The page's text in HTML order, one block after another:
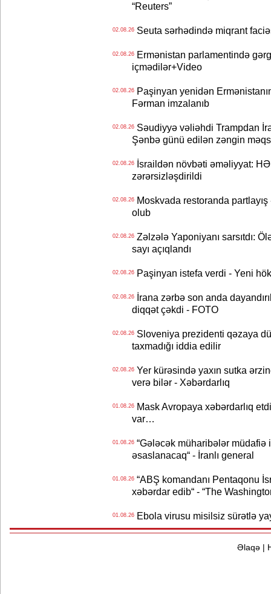
“Reuters”
02.08.26Seuta sərhədində miqrant
02.08.26Ermənistan parlamentində
içmədilər+Video
02.08.26Paşinyan yenidən
Fərman imzalanıb
02.08.26Səudiyyə vəliəhdi Trampdan
Şənbə günü edilən zəngin
02.08.26İsraildən növbəti əməliyyat:
zərərsizləşdirildi
02.08.26Moskvada restoranda
olub
02.08.26Zəlzələ Yaponiyanı sarsıtdı:
sayı açıqlandı
02.08.26Paşinyan istefa verdi - Yeni
02.08.26İrana zərbə son anda
diqqət çəkdi - FOTO
02.08.26Sloveniya prezidenti qəzaya
taxmadığı iddia edilir
02.08.26Yer kürəsində yaxın sutka
verə bilər - Xəbərdarlıq
01.08.26Mask Avropaya xəbərdarlıq
var…
01.08.26“Gələcək müharibələr müdafiə
əsaslanacaq“ - İranlı general
01.08.26“ABŞ komandanı Pentaqonu
xəbərdar edib“ - “The
01.08.26Ebola virusu misilsiz sürətlə
Əlaqə|